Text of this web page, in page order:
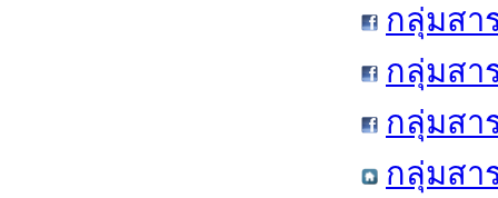
กลุ่มสา
กลุ่มสา
กลุ่มสา
กลุ่มสา